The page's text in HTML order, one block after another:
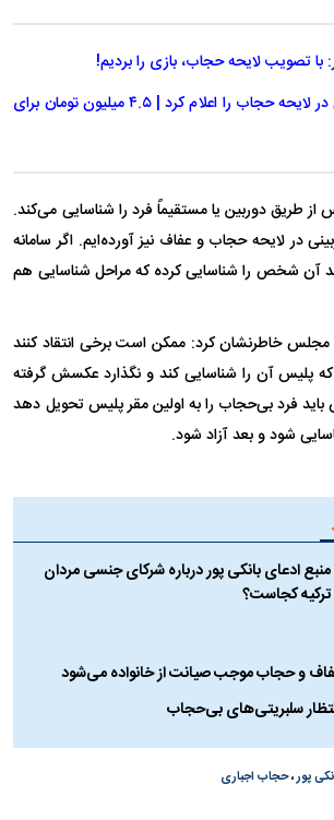
با تصویب لایحه حجاب، بازی را بردیم!
بانکی‌پور نرخ بی حجابی در لایحه حجاب را اعلام کرد | ۴.۵ میلیون تومان برای
از طریق دوربین یا مستقیماً فرد را شناسایی می‌کند.
در لایحه حجاب و عفاف نیز آورده‌ایم. اگر سامانه
آن شخص را شناسایی کرده که مراحل شناسایی هم
خاطرنشان کرد: ممکن است برخی انتقاد کنند
که پلیس آن را شناسایی کند و نگذارد عکسش گرفته
فرد بی‌حجاب را به اولین مقر پلیس تحویل دهد
شود و بعد آزاد شود.
منبع ادعای بانکی پور درباره شرکای جنسی مردان
ترکیه کجاست؟
و حجاب موجب صیانت از خانواده می‌شود
سلبریتی‌های بی‌حجاب
پور،حجاب اجباری